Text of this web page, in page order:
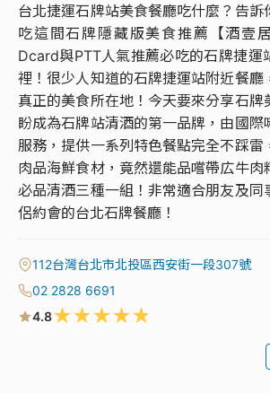
台北捷運石牌站美食餐廳吃什麼？告訴
吃這間石牌隱藏版美食推薦【酒壹
Dcard與PTT人氣推薦必吃的石牌捷運
裡！很少人知道的石牌捷運站附近餐廳
真正的美食所在地！今天要來分享石牌
盼成為石牌站清酒的第一品牌，由國際
服務，提供一系列特色餐點完全不踩雷
肉品海鮮食材，竟然還能品嚐帶広牛肉
必品清酒三種一組！非常適合朋友及同
侶約會的台北石牌餐廳！
112台灣台北市北投區西安街一段307號
02 2828 6691
4.8★★★★★